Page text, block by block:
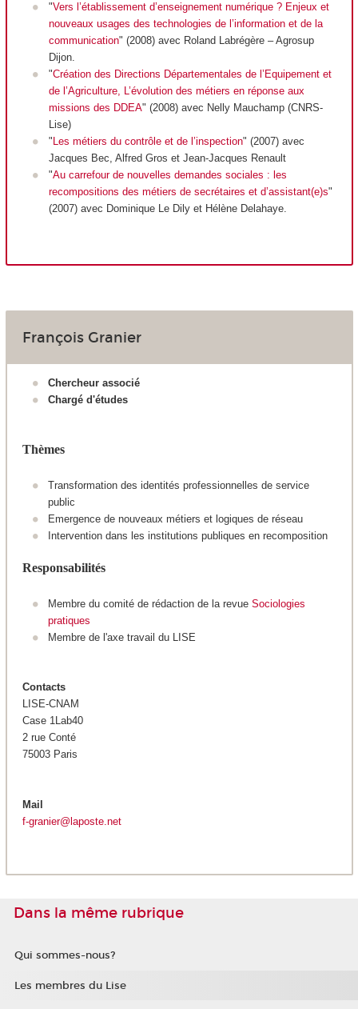
"Vers l’établissement d’enseignement numérique ? Enjeux et
nouveaux usages des technologies de l’information et de la
communication" (2008) avec Roland Labrégère – Agrosup
Dijon.
"Création des Directions Départementales de l’Equipement et
de l’Agriculture, L’évolution des métiers en réponse aux
missions des DDEA" (2008) avec Nelly Mauchamp (CNRS-
Lise)
" Les métiers du contrôle et de l’inspection" (2007) avec
Jacques Bec, Alfred Gros et Jean-Jacques Renault
"Au carrefour de nouvelles demandes sociales : les
recompositions des métiers de secrétaires et d’assistant(e)s"
(2007) avec Dominique Le Dily et Hélène Delahaye.
François Granier
Chercheur associé
Chargé d'études
Thèmes
Transformation des identités professionnelles de service
public
Emergence de nouveaux métiers et logiques de réseau
Intervention dans les institutions publiques en recomposition
Responsabilités
Membre du comité de rédaction de la revue Sociologies
pratiques
Membre de l'axe travail du LISE
Contacts
LISE-CNAM
Case 1Lab40
2 rue Conté
75003 Paris
Mail
f-granier@laposte.net
Dans la même rubrique
Qui sommes-nous?
Les membres du Lise